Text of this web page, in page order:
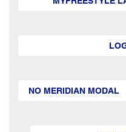
NO MERIDIAN MODAL